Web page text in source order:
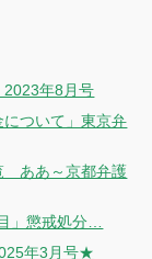
年8月号
について」東京弁
ああ～京都弁護
」懲戒処分…
年3月号★